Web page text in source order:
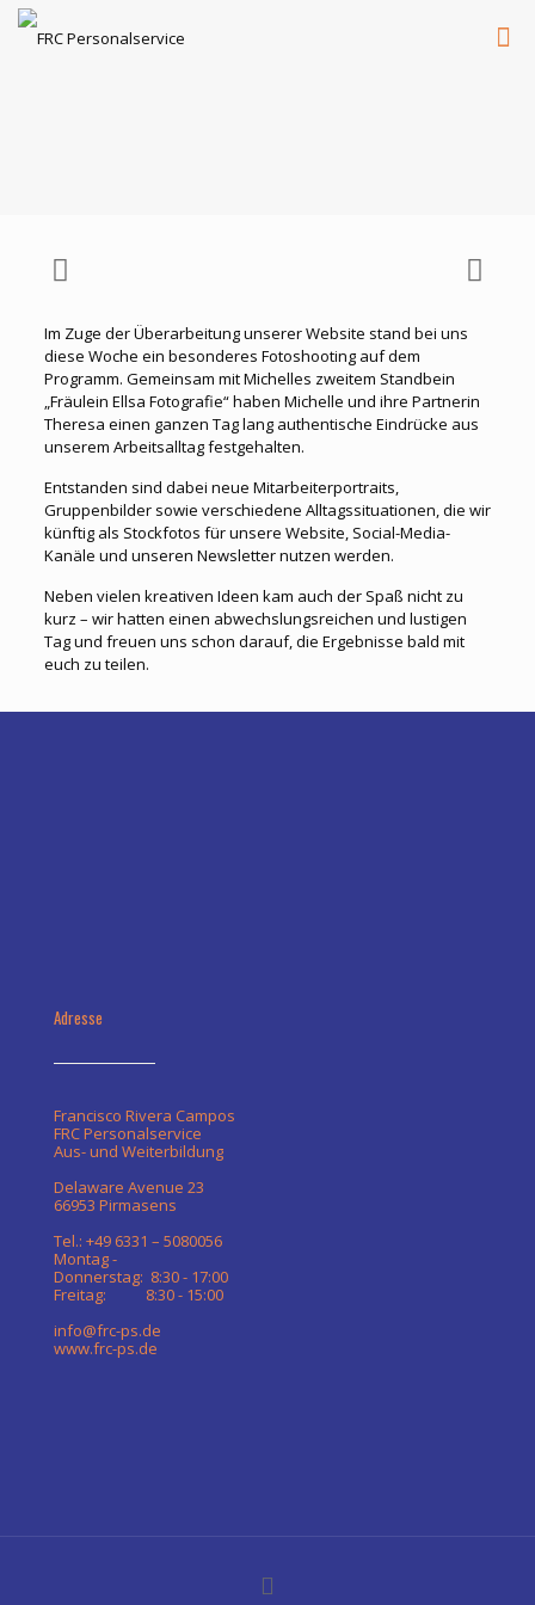
Im Zuge der Überarbeitung unserer Website stand bei uns
diese Woche ein besonderes Fotoshooting auf dem
Programm. Gemeinsam mit Michelles zweitem Standbein
„Fräulein Ellsa Fotografie“ haben Michelle und ihre Partnerin
Theresa einen ganzen Tag lang authentische Eindrücke aus
unserem Arbeitsalltag festgehalten.
Entstanden sind dabei neue Mitarbeiterportraits,
Gruppenbilder sowie verschiedene Alltagssituationen, die wir
künftig als Stockfotos für unsere Website, Social-Media-
Kanäle und unseren Newsletter nutzen werden.
Neben vielen kreativen Ideen kam auch der Spaß nicht zu
kurz – wir hatten einen abwechslungsreichen und lustigen
Tag und freuen uns schon darauf, die Ergebnisse bald mit
euch zu teilen.
Adresse
Francisco Rivera Campos
FRC Personalservice
Aus- und Weiterbildung
Delaware Avenue 23
66953 Pirmasens
Tel.: +49 6331 – 5080056
Montag -
Donnerstag: 8:30 - 17:00
Freitag: 8:30 - 15:00
info@frc-ps.de
www.frc-ps.de